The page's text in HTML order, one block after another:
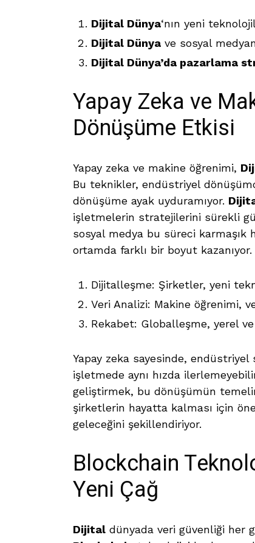
Dijital Dünya‘nın yeni
Dijital Dünya ve sosyal
Dijital Dünya’da pazarlama
Yapay Zeka ve
Dönüşüme Etkisi
Yapay zeka ve makine öğrenimi,
Bu teknikler, endüstriyel
dönüşüme ayak uyduramıyor.
işletmelerin stratejilerini sürekli
sosyal medya bu süreci
ortamda farklı bir boyut kazanıyor.
Dijitalleşme: Şirketler, yeni
Veri Analizi: Makine öğrenimi,
Rekabet: Globalleşme, yerel
Yapay zeka sayesinde,
işletmede aynı hızda
geliştirmek, bu dönüşümün
şirketlerin hayatta kalması için
geleceğini şekillendiriyor.
Blockchain
Yeni Çağ
Dijital dünyada veri güvenliği her